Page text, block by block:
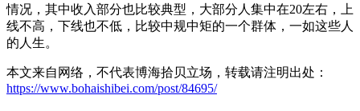
情况，其中收入部分也比较典型，大部分人集中在20左右，上
线不高，下线也不低，比较中规中矩的一个群体，一如这些人
的人生。
本文来自网络，不代表博海拾贝立场，转载请注明出处：
https://www.bohaishibei.com/post/84695/